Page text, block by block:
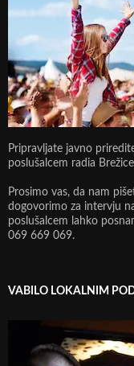
Pripravljate javno
poslušalcem radia
Prosimo vas, da nam
dogovorimo za intervju
poslušalcem lahko
069 669 069.
VABILO LOKALNIM